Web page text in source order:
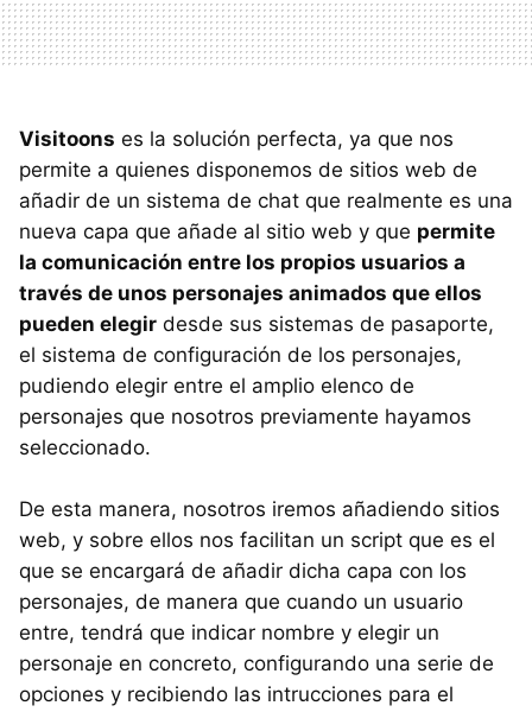
Visitoons es la solución perfecta, ya que nos
permite a quienes disponemos de sitios web de
añadir de un sistema de chat que realmente es una
nueva capa que añade al sitio web y que permite
la comunicación entre los propios usuarios a
través de unos personajes animados que ellos
pueden elegir desde sus sistemas de pasaporte,
el sistema de configuración de los personajes,
pudiendo elegir entre el amplio elenco de
personajes que nosotros previamente hayamos
seleccionado.
De esta manera, nosotros iremos añadiendo sitios
web, y sobre ellos nos facilitan un script que es el
que se encargará de añadir dicha capa con los
personajes, de manera que cuando un usuario
entre, tendrá que indicar nombre y elegir un
personaje en concreto, configurando una serie de
opciones y recibiendo las intrucciones para el